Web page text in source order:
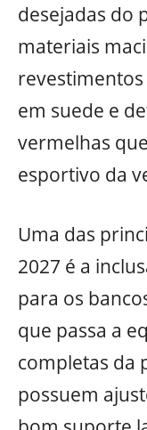
desejadas do
materiais
em suede e
vermelhas
esportivo da
Uma das
2027 é a
para os
que passa a
completas da
possuem